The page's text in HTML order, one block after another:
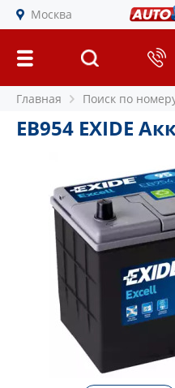
Москва
Главная Поиск по
EB954 EXIDE